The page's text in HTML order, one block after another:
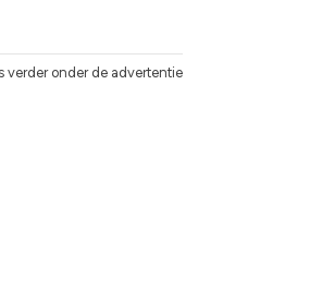
verder onder de advertentie